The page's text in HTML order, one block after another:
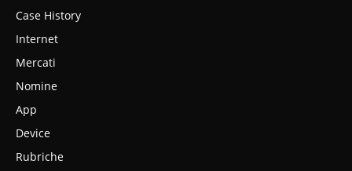
Case History
Internet
Mercati
Nomine
App
Device
Rubriche